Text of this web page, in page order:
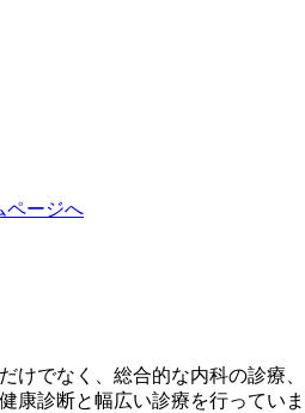
ページへ
けでなく、総合的な内科の診療
康診断と幅広い診療を行っていま